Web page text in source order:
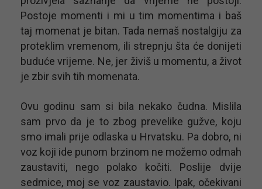
Postoje momenti i mi u tim momentima i baš
taj momenat je bitan. Tada nemaš nostalgiju za
proteklim vremenom, ili strepnju šta će donijeti
buduće vrijeme. Ne, jer živiš u momentu, a život
je zbir svih tih momenata.
Ovu godinu sam si bila nekako čudna. Mislila
sam prvo da je to zbog prevelike gužve, koju
smo imali prije odlaska u Hrvatsku. Pa dobro, ni
voz koji ide punom brzinom ne možemo odmah
zaustaviti, nego polako kočiti. Poslije dvije
sedmice, moj se voz zaustavio. Ipak, očekivani